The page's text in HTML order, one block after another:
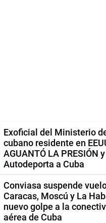
Exoficial del Ministerio
cubano residente en
AGUANTÓ LA PRESIÓN
Autodeporta a Cuba
Conviasa suspende
Caracas, Moscú y La
nuevo golpe a la
aérea de Cuba